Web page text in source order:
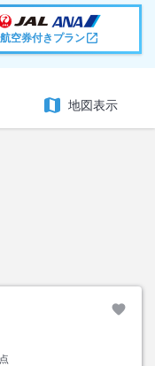
航空券付きプラン
地図表示